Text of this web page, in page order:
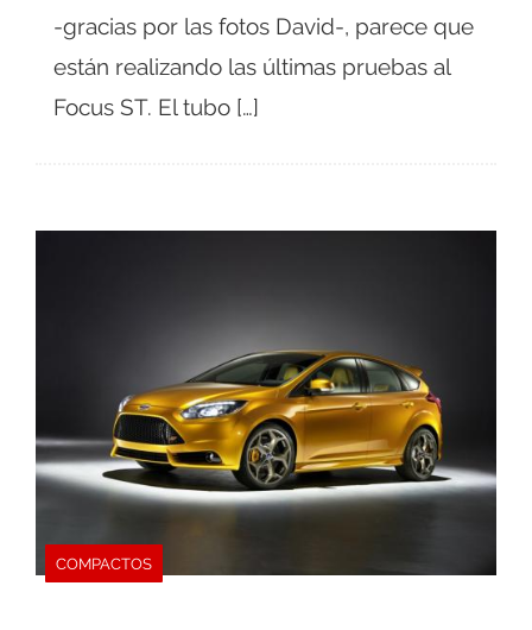
-gracias por las fotos David-, parece que
están realizando las últimas pruebas al
Focus ST. El tubo […]
COMPACTOS